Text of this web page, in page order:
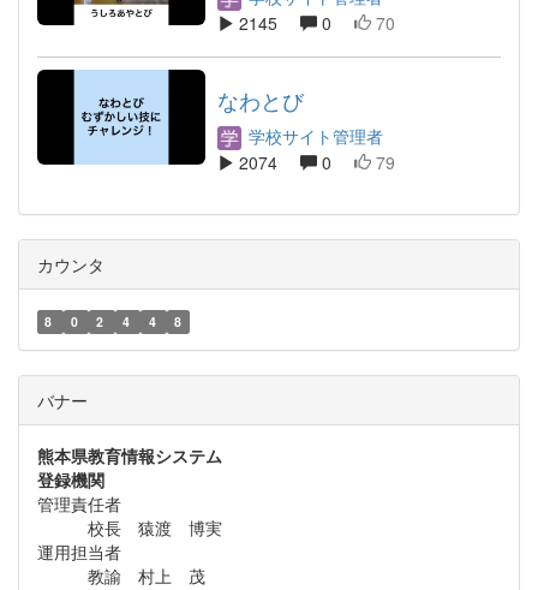
2145
0 70
なわとび
学校サイト管理者
2074
0 79
カウンタ
8 0 2 4 4 8
バナー
熊本県教育情報システム
登録機関
管理責任者
校長 猿渡 博実
運用担当者
教諭 村上 茂